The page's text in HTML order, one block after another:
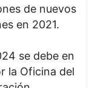
de nuevos
en 2021.
se debe en
la Oficina del